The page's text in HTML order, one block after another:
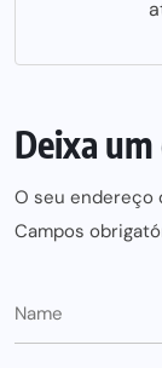
Deixa
O seu endereço
Campos